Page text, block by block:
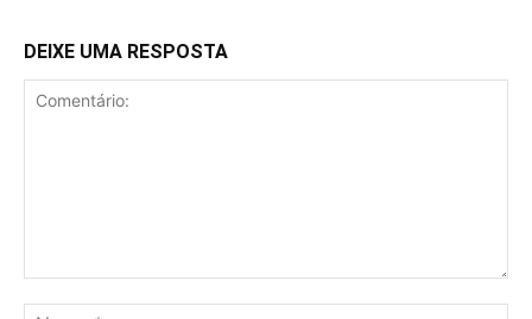
DEIXE UMA RESPOSTA